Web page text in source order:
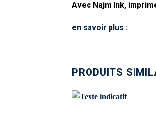
Avec Najm Ink,
en savoir plus :
PRODUITS